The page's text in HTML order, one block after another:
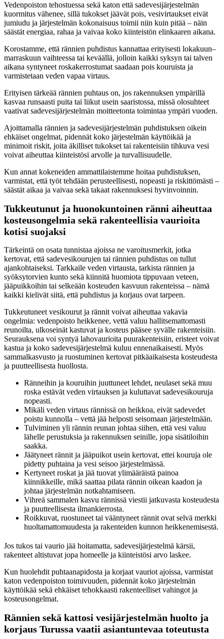
Vedenpoiston tehostuessa sekä katon että sadevesijärjestelmän
kuormitus vähenee, sillä tukokset jäävät pois, vesivirtaukset eivät
jumiudu ja järjestelmän kokonaisuus toimii niin kuin pitää – näin
säästät energiaa, rahaa ja vaivaa koko kiinteistön elinkaaren aikana.
Korostamme, että rännien puhdistus kannattaa erityisesti lokakuun–
marraskuun vaihteessa tai keväällä, jolloin kaikki syksyn tai talven
aikana syntyneet roskakerrostumat saadaan pois kouruista ja
varmistetaan veden vapaa virtaus.
Erityisen tärkeää rännien puhtaus on, jos rakennuksen ympärillä
kasvaa runsaasti puita tai liikut usein saaristossa, missä olosuhteet
vaativat sadevesijärjestelmän moitteetonta toimintaa ympäri vuoden.
Ajoittamalla rännien ja sadevesijärjestelmän puhdistuksen oikein
ehkäiset ongelmat, pidennät koko järjestelmän käyttöikää ja
minimoit riskit, joita äkilliset tukokset tai rakenteisiin tihkuva vesi
voivat aiheuttaa kiinteistösi arvolle ja turvallisuudelle.
Kun annat kokeneiden ammattilaistemme hoitaa puhdistuksen,
varmistat, että työt tehdään perusteellisesti, nopeasti ja riskittömästi –
säästät aikaa ja vaivaa sekä takaat rakennuksesi hyvinvoinnin.
Tukkeutunut ja huonokuntoinen ränni aiheuttaa
kosteusongelmia sekä rakenteellisia vaurioita
kotisi suojaksi
Tärkeintä on osata tunnistaa ajoissa ne varoitusmerkit, jotka
kertovat, että sadevesikourujen tai rännien puhdistus on tullut
ajankohtaiseksi. Tarkkaile veden virtausta, tarkista rännien ja
syöksytorvien kunto sekä kiinnitä huomiota tippuvaan veteen,
jääpuikkoihin tai selkeään kosteuden kasvuun rakenteissa – nämä
kaikki kielivät siitä, että puhdistus ja korjaus ovat tarpeen.
Tukkeutuneet vesikourut ja rännit voivat aiheuttaa vakavia
ongelmia: vedenpoisto heikkenee, vettä valuu hallitsemattomasti
reunoilta, ulkoseinät kastuvat ja kosteus pääsee syvälle rakenteisiin.
Seurauksena voi syntyä lahovaurioita puurakenteisiin, eristeet voivat
kastua ja koko sadevesijärjestelmä kuluu ennenaikaisesti. Myös
sammalkasvusto ja ruostuminen kertovat pitkäaikaisesta kosteudesta
ja puutteellisesta huollosta.
Ränneihin ja kouruihin juuttuneet lehdet, neulaset sekä muu
roska estävät veden virtauksen ja kuluttavat sadevesikouruja
nopeasti.
Mikäli veden virtaus rännissä on heikkoa, eivät sadevedet
poistu kunnolla – vettä jää helposti seisomaan järjestelmään.
Tulviminen yli rännin reunan johtaa siihen, että vesi valuu
lähelle perustuksia ja rakennuksen seinille, jopa sisätiloihin
saakka.
Jäätyneet rännit ja jääpuikot usein kertovat, ettei kouruja ole
pidetty puhtaina ja vesi seisoo järjestelmässä.
Kertyneet roskat ja jää tuovat ylimääräistä painoa
kiinnikkeille, mikä saattaa pilata rännin oikean kaadon ja
johtaa järjestelmän notkahtamiseen.
Vihreä sammalen kasvu rännissä viestii jatkuvasta kosteudesta
ja puutteellisesta ilmankierrosta.
Roikkuvat, ruostuneet tai vääntyneet rännit ovat selvä merkki
huoltamattomuudesta ja rakenteiden kunnon heikkenemisestä.
Jos tukos tai vaurio jää hoitamatta, sadevesijärjestelmä kärsii,
rakenteet altistuvat jopa homeelle ja kiinteistösi arvo laskee.
Kun huolehdit puhtaanapidosta ja korjaat vauriot ajoissa, varmistat
katon vedenpoiston toimivuuden, pidennät koko järjestelmän
käyttöikää sekä ehkäiset tehokkaasti rakenteelliset vahingot ja
kosteusongelmat.
Rännien sekä kattosi vesijärjestelmän huolto ja
korjaus Turussa vaatii asiantuntevaa toteutusta